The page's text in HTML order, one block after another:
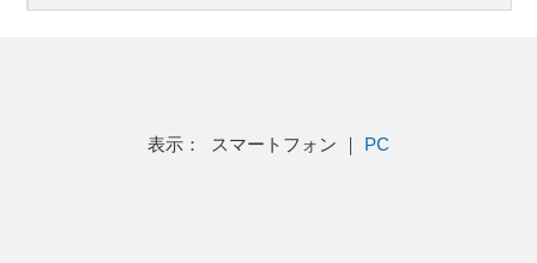
表示： スマートフォン ｜ PC